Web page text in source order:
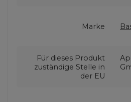
Marke
Für dieses Produkt
zuständige Stelle in
der EU